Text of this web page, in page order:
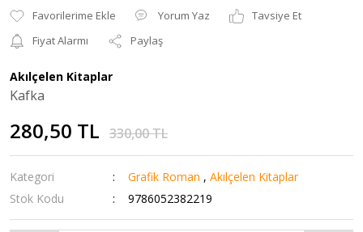
Yorum Yaz
Tavsiye Et
Fiyat Alarmı
Paylaş
Akılçelen Kitaplar
Kafka
280,50 TL 330,00 TL
Kategori Grafik Roman ,Akılçelen Kitaplar
Stok Kodu
9786052382219